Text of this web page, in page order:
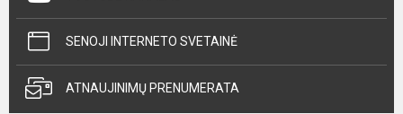
SENOJI INTERNETO SVETAINĖ
ATNAUJINIMŲ PRENUMERATA